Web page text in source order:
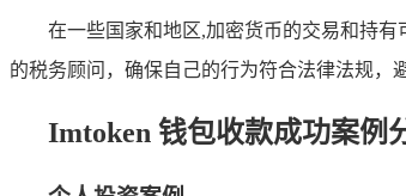
在一些国家和地区,加密货币的交易和持
的税务顾问，确保自己的行为符合法律法规，
Imtoken 钱包收款成功案例